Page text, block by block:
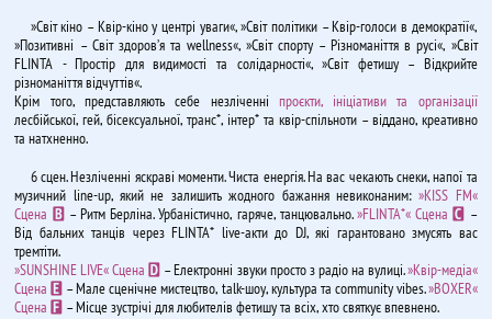
»Світ кіно – Квір-кіно у центрі уваги«, »Світ політики – Квір-голоси в демократії«,
»Позитивні – Світ здоров’я та wellness«, »Світ спорту – Різноманіття в русі«, »Світ
FLINTA - Простір для видимості та солідарності«, »Світ фетишу – Відкрийте
різноманіття відчуттів«.
Крім того, представляють себе незліченні проєкти, ініціативи та організації
лесбійської, гей, бісексуальної, транс*, інтер* та квір-спільноти – віддано, креативно
та натхненно.
6 сцен. Незліченні яскраві моменти. Чиста енергія. На вас чекають снеки, напої та
музичний line-up, який не залишить жодного бажання невиконаним:»KISS FM«
Сцена B– Ритм Берліна. Урбаністично, гаряче, танцювально.»FLINTA*« СценаC –
Від бальних танців через FLINTA* live-акти до DJ, які гарантовано змусять вас
тремтіти.
»SUNSHINE LIVE« СценаD – Електронні звуки просто з радіо на вулиці.»Квір-медіа«
СценаE – Мале сценічне мистецтво, talk-шоу, культура та community vibes.»BOXER«
СценаF – Місце зустрічі для любителів фетишу та всіх, хто святкує впевнено.